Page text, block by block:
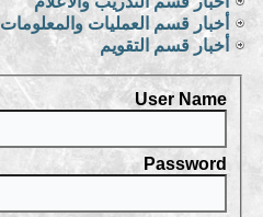
أخبار قسم العمليات والمعلومات
أخبار قسم التقويم
User Name
Password